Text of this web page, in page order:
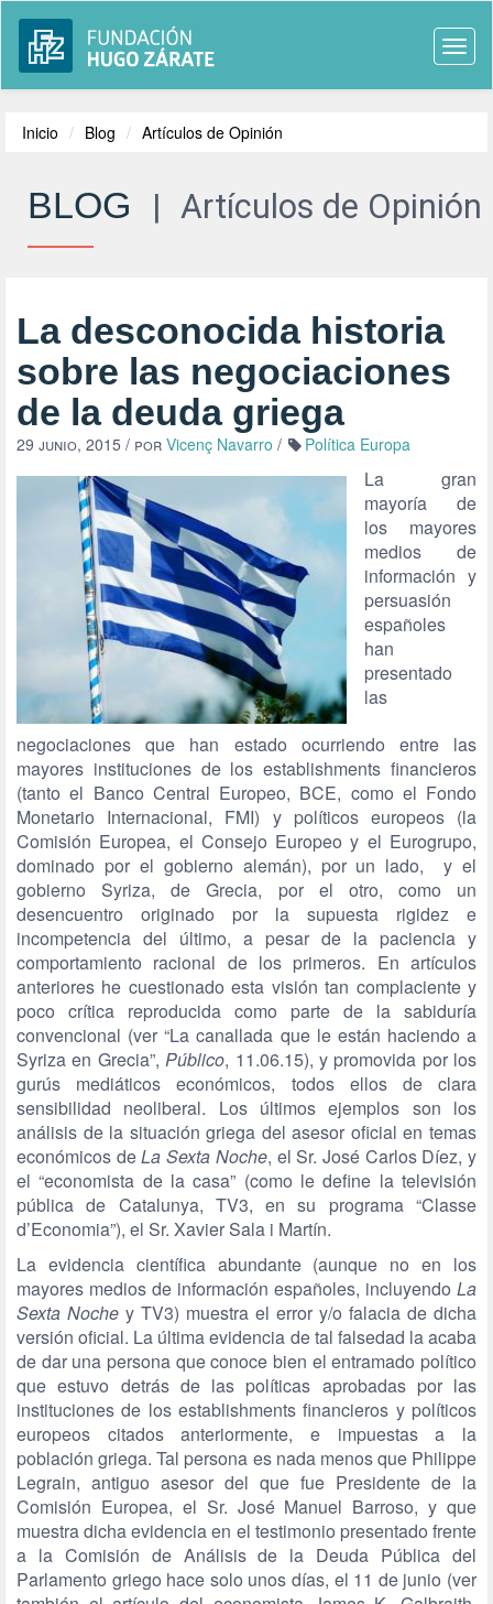
Inicio Blog Artículos de Opinión
BLOG | Artículos de Opinión
La desconocida historia
sobre las negociaciones
de la deuda griega
29 junio, 2015 / por Vicenç Navarro / Política Europa
La gran
mayoría de
los mayores
medios de
información y
persuasión
españoles
han
presentado
las
negociaciones que han estado ocurriendo entre las
mayores instituciones de los establishments financieros
(tanto el Banco Central Europeo, BCE, como el Fondo
Monetario Internacional, FMI) y políticos europeos (la
Comisión Europea, el Consejo Europeo y el Eurogrupo,
dominado por el gobierno alemán), por un lado, y el
gobierno Syriza, de Grecia, por el otro, como un
desencuentro originado por la supuesta rigidez e
incompetencia del último, a pesar de la paciencia y
comportamiento racional de los primeros. En artículos
anteriores he cuestionado esta visión tan complaciente y
poco crítica reproducida como parte de la sabiduría
convencional (ver “La canallada que le están haciendo a
Syriza en Grecia”,Público, 11.06.15), y promovida por los
gurús mediáticos económicos, todos ellos de clara
sensibilidad neoliberal. Los últimos ejemplos son los
análisis de la situación griega del asesor oficial en temas
económicos deLa Sexta Noche, el Sr. José Carlos Díez, y
el “economista de la casa” (como le define la televisión
pública de Catalunya, TV3, en su programa “Classe
d’Economia”), el Sr. Xavier Sala i Martín.
La evidencia científica abundante (aunque no en los
mayores medios de información españoles, incluyendo La
Sexta Noche y TV3) muestra el error y/o falacia de dicha
versión oficial. La última evidencia de tal falsedad la acaba
de dar una persona que conoce bien el entramado político
que estuvo detrás de las políticas aprobadas por las
instituciones de los establishments financieros y políticos
europeos citados anteriormente, e impuestas a la
población griega. Tal persona es nada menos que Philippe
Legrain, antiguo asesor del que fue Presidente de la
Comisión Europea, el Sr. José Manuel Barroso, y que
muestra dicha evidencia en el testimonio presentado frente
a la Comisión de Análisis de la Deuda Pública del
Parlamento griego hace solo unos días, el 11 de junio (ver